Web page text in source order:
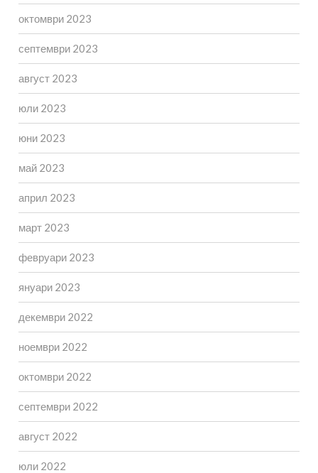
октомври 2023
септември 2023
август 2023
юли 2023
юни 2023
май 2023
април 2023
март 2023
февруари 2023
януари 2023
декември 2022
ноември 2022
октомври 2022
септември 2022
август 2022
юли 2022